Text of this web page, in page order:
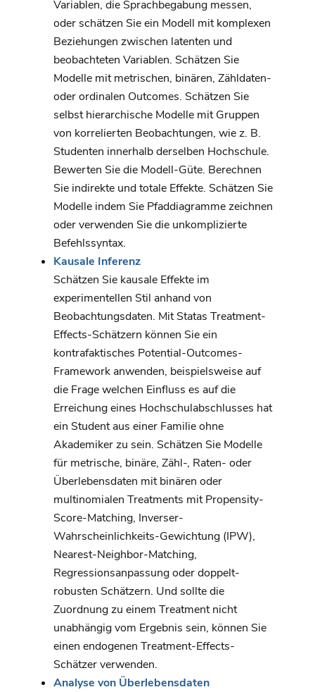
Variablen, die Sprachbegabung messen,
oder schätzen Sie ein Modell mit komplexen
Beziehungen zwischen latenten und
beobachteten Variablen. Schätzen Sie
Modelle mit metrischen, binären, Zähldaten-
oder ordinalen Outcomes. Schätzen Sie
selbst hierarchische Modelle mit Gruppen
von korrelierten Beobachtungen, wie z. B.
Studenten innerhalb derselben Hochschule.
Bewerten Sie die Modell-Güte. Berechnen
Sie indirekte und totale Effekte. Schätzen Sie
Modelle indem Sie Pfaddiagramme zeichnen
oder verwenden Sie die unkomplizierte
Befehlssyntax.
Kausale Inferenz
Schätzen Sie kausale Effekte im
experimentellen Stil anhand von
Beobachtungsdaten. Mit Statas Treatment-
Effects-Schätzern können Sie ein
kontrafaktisches Potential-Outcomes-
Framework anwenden, beispielsweise auf
die Frage welchen Einfluss es auf die
Erreichung eines Hochschulabschlusses hat
ein Student aus einer Familie ohne
Akademiker zu sein. Schätzen Sie Modelle
für metrische, binäre, Zähl-, Raten- oder
Überlebensdaten mit binären oder
multinomialen Treatments mit Propensity-
Score-Matching, Inverser-
Wahrscheinlichkeits-Gewichtung (IPW),
Nearest-Neighbor-Matching,
Regressionsanpassung oder doppelt-
robusten Schätzern. Und sollte die
Zuordnung zu einem Treatment nicht
unabhängig vom Ergebnis sein, können Sie
einen endogenen Treatment-Effects-
Schätzer verwenden.
Analyse von Überlebensdaten